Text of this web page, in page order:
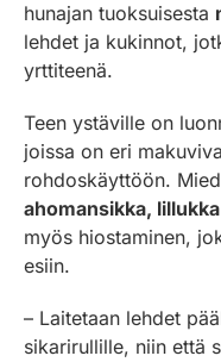
hunajan tuoksuisesta
lehdet ja kukinnot,
yrttiteenä.
Teen ystäville on
joissa on eri
rohdoskäyttöön.
ahomansikka,
myös hiostaminen,
esiin.
– Laitetaan lehdet
sikarirullille, niin että